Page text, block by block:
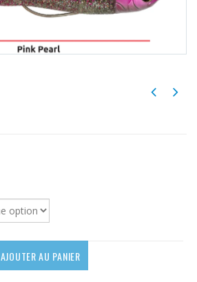
AJOUTER AU PANIER